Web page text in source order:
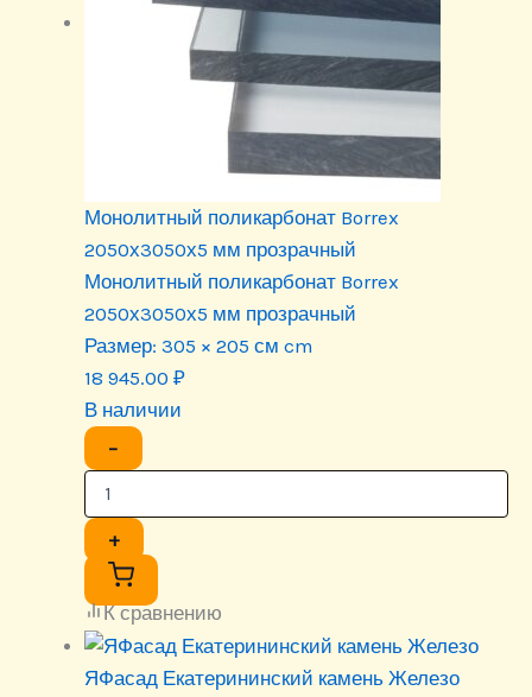
Монолитный поликарбонат Borrex
2050х3050х5 мм прозрачный
Монолитный поликарбонат Borrex
2050х3050х5 мм прозрачный
Размер: 305 × 205 см cm
18 945.00 ₽
В наличии
−
+
К сравнению
ЯФасад Екатерининский камень Железо